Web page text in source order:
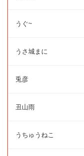
うぐ~
うさ城まに
兎彦
丑山雨
うちゅうねこ